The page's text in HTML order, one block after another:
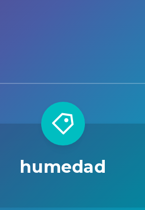
humedad